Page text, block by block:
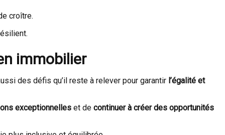
croître.
immobilier
des défis qu’il reste à relever pour garantir l’égalité et
exceptionnelles et de continuer à créer des opportunités